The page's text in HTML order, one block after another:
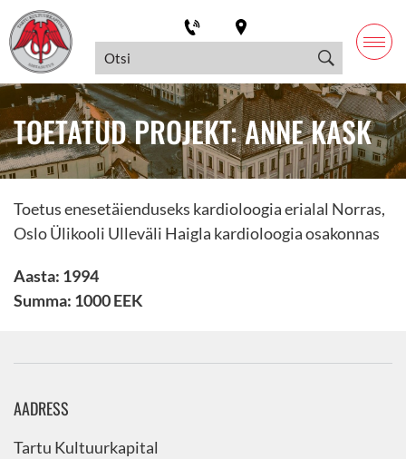
TOETATUD PROJEKT: ANNE KASK
Toetus enesetäienduseks kardioloogia erialal Norras,
Oslo Ülikooli Ulleväli Haigla kardioloogia osakonnas
Aasta: 1994
Summa: 1000 EEK
AADRESS
Tartu Kultuurkapital